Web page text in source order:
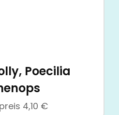
Poecilia
4,10 €